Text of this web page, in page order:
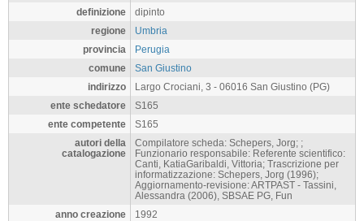
definizione
dipinto
regione
Umbria
provincia
Perugia
comune
San Giustino
indirizzo
Largo Crociani, 3 - 06016 San Giustino (PG)
ente schedatore
S165
ente competente
S165
autori della
catalogazione
Compilatore scheda: Schepers, Jorg; ;
Funzionario responsabile: Referente scientifico:
Canti, KatiaGaribaldi, Vittoria; Trascrizione per
informatizzazione: Schepers, Jorg (1996);
Aggiornamento-revisione: ARTPAST - Tassini,
Alessandra (2006), SBSAE PG, Fun
anno creazione
1992